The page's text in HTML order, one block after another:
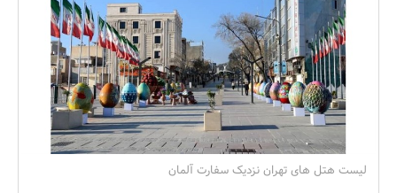
بانک، بیمه و سرمایه
مسکن و ساختمان
لیست هتل های تهران نزدیک سفارت آلمان